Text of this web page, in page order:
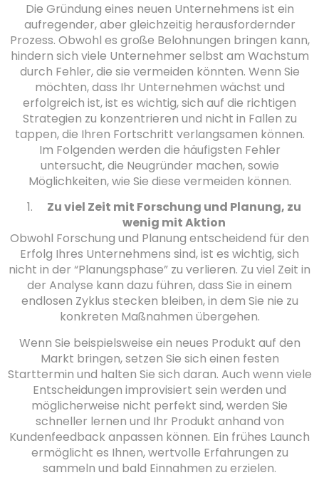
Die Gründung eines neuen Unternehmens ist ein
aufregender, aber gleichzeitig herausfordernder
Prozess. Obwohl es große Belohnungen bringen kann,
hindern sich viele Unternehmer selbst am Wachstum
durch Fehler, die sie vermeiden könnten. Wenn Sie
möchten, dass Ihr Unternehmen wächst und
erfolgreich ist, ist es wichtig, sich auf die richtigen
Strategien zu konzentrieren und nicht in Fallen zu
tappen, die Ihren Fortschritt verlangsamen können.
Im Folgenden werden die häufigsten Fehler
untersucht, die Neugründer machen, sowie
Möglichkeiten, wie Sie diese vermeiden können.
Zu viel Zeit mit Forschung und Planung, zu
wenig mit Aktion
Obwohl Forschung und Planung entscheidend für den
Erfolg Ihres Unternehmens sind, ist es wichtig, sich
nicht in der “Planungsphase” zu verlieren. Zu viel Zeit in
der Analyse kann dazu führen, dass Sie in einem
endlosen Zyklus stecken bleiben, in dem Sie nie zu
konkreten Maßnahmen übergehen.
Wenn Sie beispielsweise ein neues Produkt auf den
Markt bringen, setzen Sie sich einen festen
Starttermin und halten Sie sich daran. Auch wenn viele
Entscheidungen improvisiert sein werden und
möglicherweise nicht perfekt sind, werden Sie
schneller lernen und Ihr Produkt anhand von
Kundenfeedback anpassen können. Ein frühes Launch
ermöglicht es Ihnen, wertvolle Erfahrungen zu
sammeln und bald Einnahmen zu erzielen.